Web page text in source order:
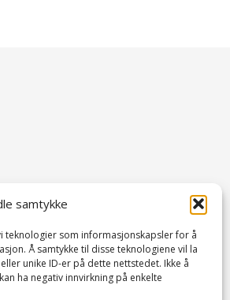
samtykke
teknologier som informasjonskapsler for å
Å samtykke til disse teknologiene vil la
unike ID-er på dette nettstedet. Ikke å
ha negativ innvirkning på enkelte